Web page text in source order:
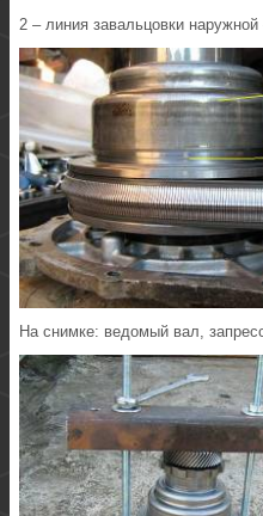
2 – линия завальцовки
На снимке: ведомый вал,